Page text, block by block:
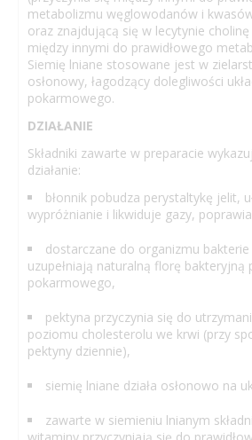
metabolizmu węglowodanów i
oraz znajdującą się w lecytynie cholinę
między innymi do prawidłowego
Siemię lniane stosowane jest w
osłonowy, łagodzący dolegliwości
pokarmowego.
DZIAŁANIE
Składniki zawarte w preparacie
działanie:
błonnik pobudza perystaltykę jelit,
wypróżnianie i likwiduje gazy,
dostarczane do organizmu
uzupełniają naturalną florę bakteryjną
pokarmowego,
pektyna przyczynia się do
poziomu cholesterolu we krwi (przy
pektyny dziennie),
siemię lniane działa osłonowo na
zawarte w siemieniu lnianym